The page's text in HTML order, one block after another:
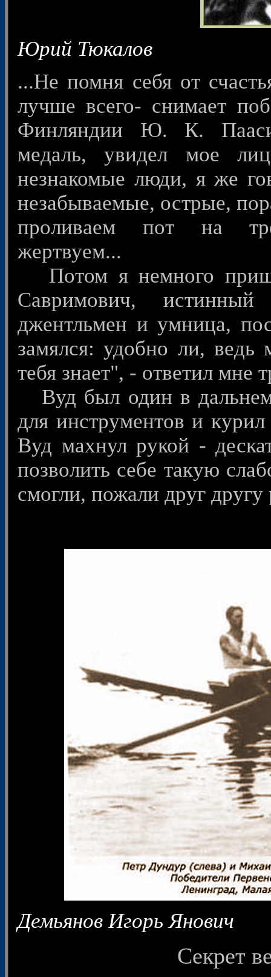
Юрий Тюкалов
...Не помня себя от
лучше всего- снимает
Финляндии Ю. К.
медаль, увидел мое
незнакомые люди, я же
незабываемые, острые,
проливаем пот на
жертвуем...
Потом я немного
Савримович,
джентльмен и умница,
замялся: удобно ли,
тебя знает", - ответил мне
Вуд был один в
для инструментов и
Вуд махнул рукой -
позволить себе такую
смогли, пожали друг
Демьянов Игорь Янович
Секрет